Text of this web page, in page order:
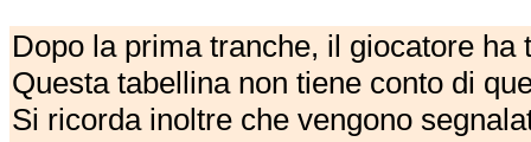
Dopo la prima tranche, il giocatore
Questa tabellina non tiene conto di
Si ricorda inoltre che vengono